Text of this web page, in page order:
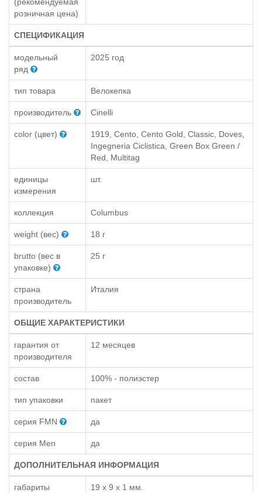
(рекомендуемая
розничная цена)
СПЕЦИФИКАЦИЯ
модельный
ряд
2025 год
тип товара Велокепка
производитель Cinelli
color (цвет)
1919, Cento, Cento Gold, Classic, Doves,
Ingegneria Ciclistica, Green Box Green /
Red, Multitag
единицы
измерения
шт.
коллекция Columbus
weight (вес) 18 г
brutto (вес в
упаковке)
25 г
страна
производитель
Италия
ОБЩИЕ ХАРАКТЕРИСТИКИ
гарантия от
производителя
12 месяцев
состав 100% - полиэстер
тип упаковки пакет
серия FMN да
серия Men да
ДОПОЛНИТЕЛЬНАЯ ИНФОРМАЦИЯ
габариты
19 x 9 x 1 мм.